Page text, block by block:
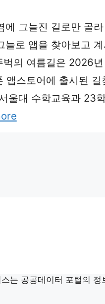
에 그늘진 길로만 골라
늘로 앱을 찾아보고 계
벅의 여름길은 2026
앱스토어에 출시된 길
울대 수학교육과 23
공공데이터 포털의 정